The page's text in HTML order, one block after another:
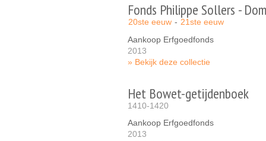
Fonds Philippe Sollers -
20ste eeuw
21ste eeuw
Aankoop Erfgoedfonds
2013
Bekijk deze collectie
Het Bowet-getijdenboek
1410-1420
Aankoop Erfgoedfonds
2013